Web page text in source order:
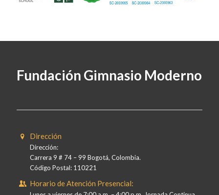
Fundación Gimnasio Moderno
Dirección
Dirección:
Carrera 9 # 74 – 99 Bogotá, Colombia.
Código Postal: 110221
Horario de Atención Presencial: